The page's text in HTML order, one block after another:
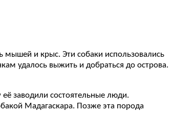
мышей и крыс. Эти собаки использовались
удалось выжить и добраться до острова.
заводили состоятельные люди.
Мадагаскара. Позже эта порода